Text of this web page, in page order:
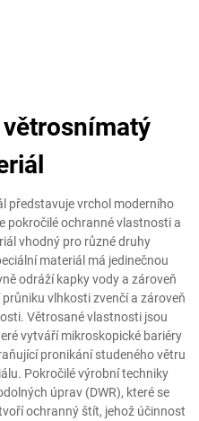
představuje vrchol moderního
pokročilé ochranné vlastnosti a
vhodný pro různé druhy
materiál má jedinečnou
odráží kapky vody a zároveň
vlhkosti zvenčí a zároveň
Větrosané vlastnosti jsou
vytváří mikroskopické bariéry
pronikání studeného větru
Pokročilé výrobní techniky
úprav (DWR), které se
ochranný štít, jehož účinnost